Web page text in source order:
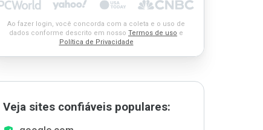
Ao fazer login, você concorda com a coleta e o uso de
dados conforme descrito em nosso Termos de uso e
Política de Privacidade
Veja sites confiáveis populares: